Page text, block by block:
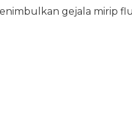
gejala mirip